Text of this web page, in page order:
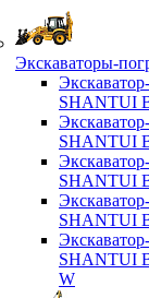
Экскаваторы-
SHANTUI
SHANTUI
SHANTUI
SHANTUI
SHANTUI
W